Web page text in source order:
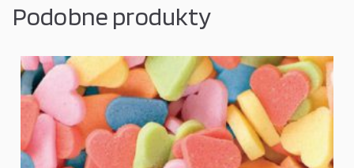
Podobne produkty